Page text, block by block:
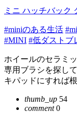
ミニ ハッチバック
#miniのある生活
#MINI #低ダストブ
ホイールのセラミ
専用ブラシを探し
キパッドにすれば
thumb_up 54
comment0